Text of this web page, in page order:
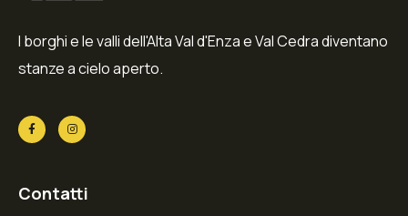
I borghi e le valli dell'Alta Val d'Enza e Val Cedra diventano
stanze a cielo aperto.
Contatti